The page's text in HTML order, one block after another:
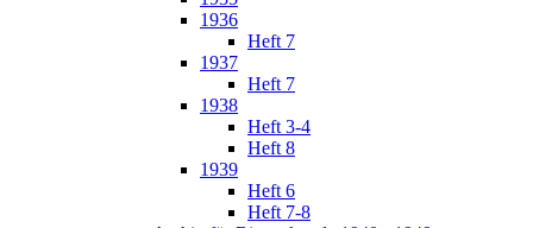
1936
Heft 7
1937
Heft 7
1938
Heft 3-4
Heft 8
1939
Heft 6
Heft 7-8